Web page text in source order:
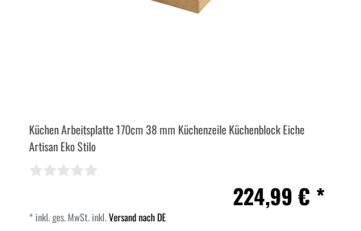
Küchen Arbeitsplatte 170cm 38 mm Küchenzeile Küchenblock Eiche
Artisan Eko Stilo
224,99 € *
*inkl. ges. MwSt.inkl.Versand nach DE